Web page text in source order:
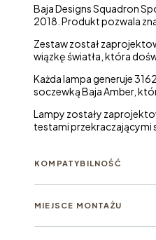
do Sprintera
2014–
2018
Baja Designs Squadron
2018. Produkt pozwala
Zestaw został
wiązkę światła, która
Każda lampa generuje
soczewką Baja Amber,
Lampy zostały
testami przekraczającymi
KOMPATYBILNOŚĆ
MIEJSCE MONTAŻU